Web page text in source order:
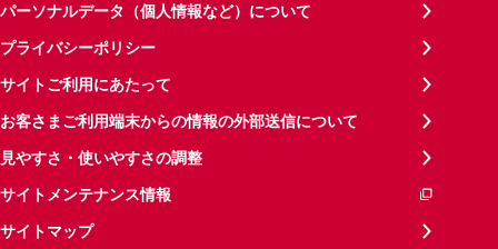
パーソナルデータ（個人情報など）について
プライバシーポリシー
サイトご利用にあたって
お客さまご利用端末からの情報の外部送信について
見やすさ・使いやすさの調整
サイトメンテナンス情報
サイトマップ